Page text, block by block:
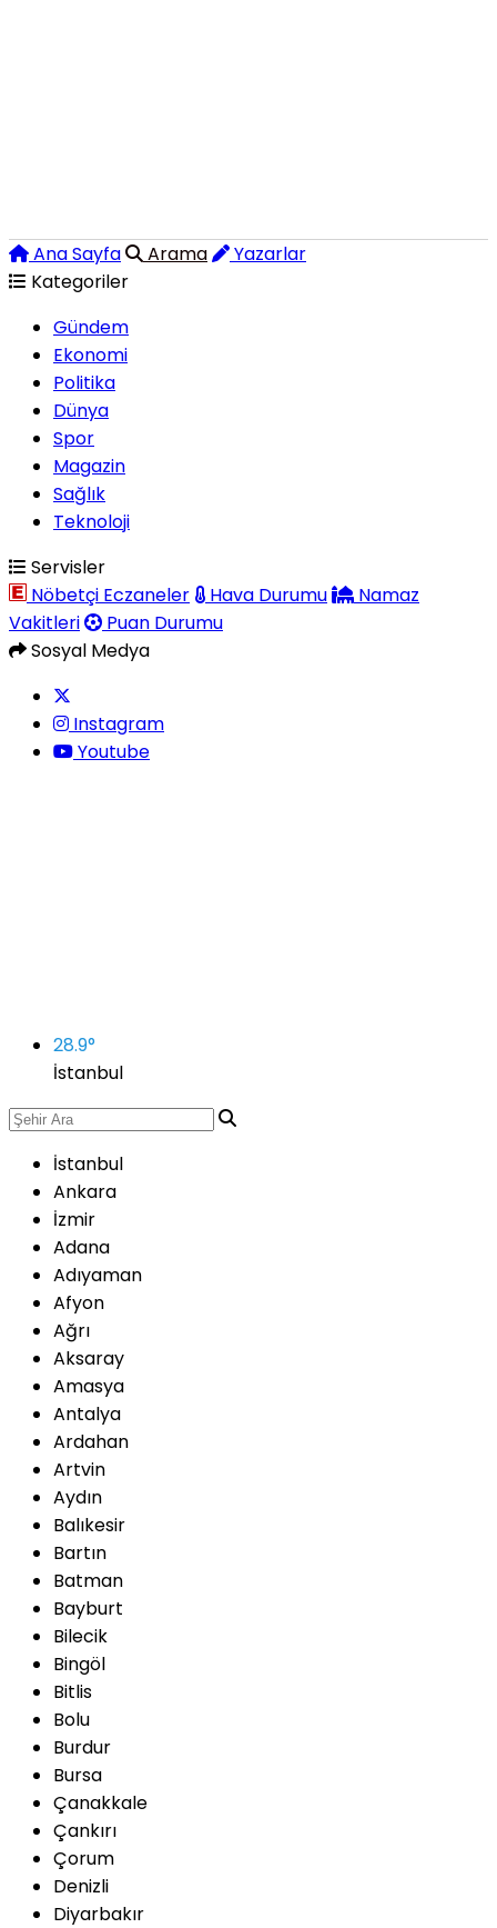
Ana Sayfa Arama
Yazarlar
Kategoriler
Gündem
Ekonomi
Politika
Dünya
Spor
Magazin
Sağlık
Teknoloji
Servisler
Nöbetçi Eczaneler
Hava Durumu
Namaz
Vakitleri
Puan Durumu
Sosyal Medya
Instagram
Youtube
28.9°
İstanbul
İstanbul
Ankara
İzmir
Adana
Adıyaman
Afyon
Ağrı
Aksaray
Amasya
Antalya
Ardahan
Artvin
Aydın
Balıkesir
Bartın
Batman
Bayburt
Bilecik
Bingöl
Bitlis
Bolu
Burdur
Bursa
Çanakkale
Çankırı
Çorum
Denizli
Diyarbakır